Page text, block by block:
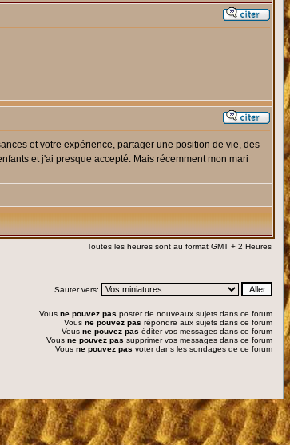
et votre expérience, partager une position de vie, des
et j'ai presque accepté. Mais récemment mon mari
Toutes les heures sont au format GMT + 2 Heures
Sauter vers:
Vous ne pouvez pas poster de nouveaux sujets dans ce forum
Vous ne pouvez pas répondre aux sujets dans ce forum
Vous ne pouvez pas éditer vos messages dans ce forum
Vous ne pouvez pas supprimer vos messages dans ce forum
Vous ne pouvez pas voter dans les sondages de ce forum